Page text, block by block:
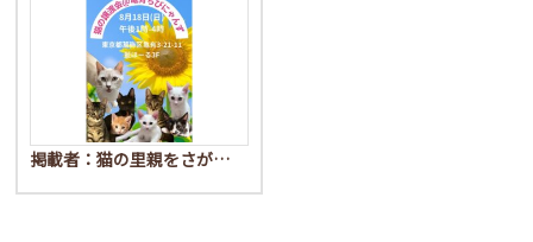
掲載者：猫の里親をさが…